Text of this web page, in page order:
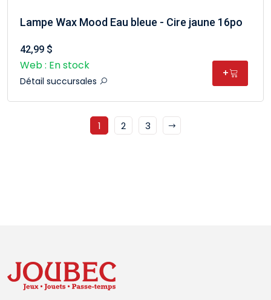
Lampe Wax Mood Eau bleue - Cire jaune 16po
42,99 $
Web : En stock
Détail succursales
+
1 2 3